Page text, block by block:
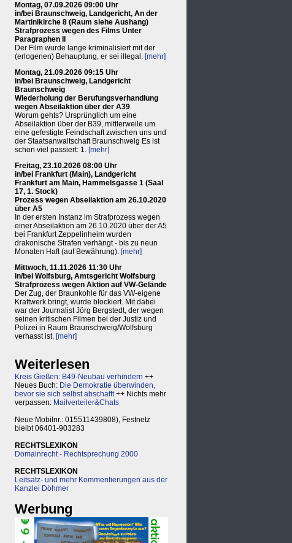
Montag, 07.09.2026 09:00 Uhr
in/bei Braunschweig, Landgericht, An der
Martinikirche 8 (Raum siehe Aushang)
Strafprozess wegen des Films Unter
Paragraphen II
Der Film wurde lange kriminalisiert mit der
(erlogenen) Behauptung, er sei illegal. [mehr]
Montag, 21.09.2026 09:15 Uhr
in/bei Braunschweig, Landgericht
Braunschweig
Wiederholung der Berufungsverhandlung
wegen Abseilaktion über der A39
Worum gehts? Ursprünglich um eine
Abseilaktion über der B39, mittlerweile um
eine gefestigte Feindschaft zwischen uns und
der Staatsanwaltschaft Braunschweig Es ist
schon viel passiert: 1. [mehr]
Freitag, 23.10.2026 08:00 Uhr
in/bei Frankfurt (Main), Landgericht
Frankfurt am Main, Hammelsgasse 1 (Saal
17, 1. Stock)
Prozess wegen Abseilaktion am 26.10.2020
über A5
In der ersten Instanz im Strafprozess wegen
einer Abseilaktion am 26.10.2020 über der A5
bei Frankfurt Zeppelinheim wurden
drakonische Strafen verhängt - bis zu neun
Monaten Haft (auf Bewährung). [mehr]
Mittwoch, 11.11.2026 11:30 Uhr
in/bei Wolfsburg, Amtsgericht Wolfsburg
Strafprozess wegen Aktion auf VW-Gelände
Der Zug, der Braunkohle für das VW-eigene
Kraftwerk bringt, wurde blockiert. Mit dabei
war der Journalist Jörg Bergstedt, der wegen
seinen kritischen Filmen bei der Justiz und
Polizei in Raum Braunschweig/Wolfsburg
verhasst ist. [mehr]
Weiterlesen
Kreis Gießen: B49-Neubau verhindern ++
Neues Buch: Die Demokratie überwinden,
bevor sie sich selbst abschafft++ Nichts mehr
verpassen: Mailverteiler&Chats
Neue Mobilnr.: 015511439808), Festnetz
bleibt 06401-903283
RECHTSLEXIKON
Domainrecht - Rechtsprechung 2000
RECHTSLEXIKON
Leitsatz- und mehr Kommentierungen aus der
Kanzlei Döhmer
Werbung